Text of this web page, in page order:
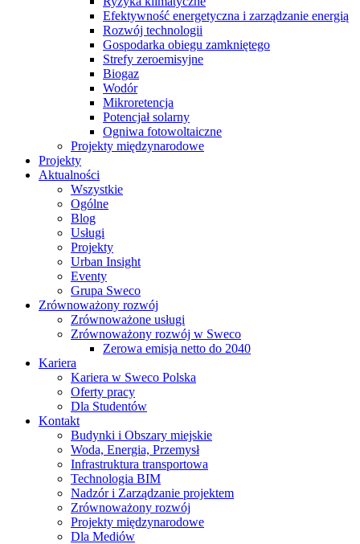
Efektywność energetyczna i zarządzanie energią
Rozwój technologii
Gospodarka obiegu zamkniętego
Strefy zeroemisyjne
Biogaz
Wodór
Mikroretencja
Potencjał solarny
Ogniwa fotowoltaiczne
Projekty międzynarodowe
Projekty
Aktualności
Wszystkie
Ogólne
Blog
Usługi
Projekty
Urban Insight
Eventy
Grupa Sweco
Zrównoważony rozwój
Zrównoważone usługi
Zrównoważony rozwój w Sweco
Zerowa emisja netto do 2040
Kariera
Kariera w Sweco Polska
Oferty pracy
Dla Studentów
Kontakt
Budynki i Obszary miejskie
Woda, Energia, Przemysł
Infrastruktura transportowa
Technologia BIM
Nadzór i Zarządzanie projektem
Zrównoważony rozwój
Projekty międzynarodowe
Dla Mediów